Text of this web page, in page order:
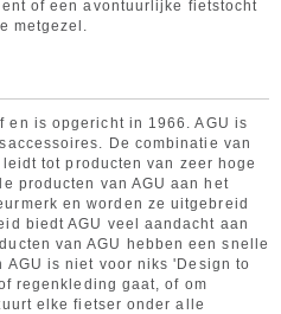
of een avontuurlijke fietstocht
metgezel.
en is opgericht in 1966. AGU is
De combinatie van
tot producten van zeer hoge
producten van AGU aan het
en worden ze uitgebreid
biedt AGU veel aandacht aan
van AGU hebben een snelle
AGU is niet voor niks 'Design to
regenkleding gaat, of om
elke fietser onder alle